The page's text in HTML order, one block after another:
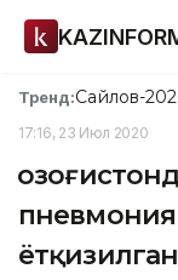
Тренд:Сайлов-
17:16, 23 Июл 2020
пневмония
ётқизилган